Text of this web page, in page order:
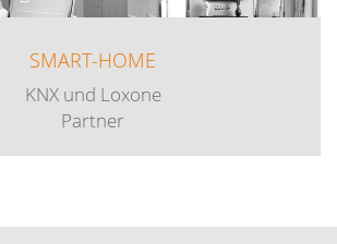
SMART-HOME
KNX und Loxone
Partner